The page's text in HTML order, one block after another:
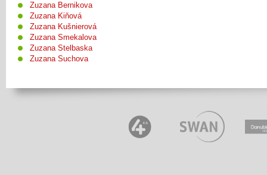
Zuzana Bernikova
Zuzana Kiňová
Zuzana Kušnierová
Zuzana Smekalova
Zuzana Stelbaska
Zuzana Suchova